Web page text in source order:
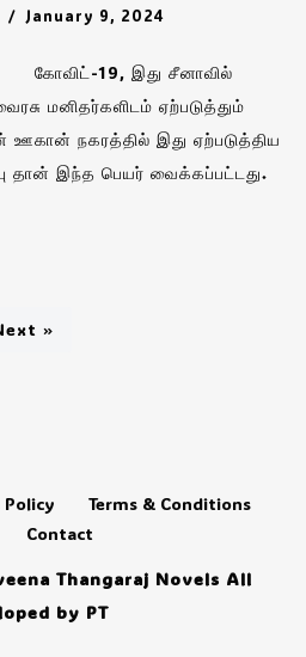
January 9, 2024
19, இது சீனாவில்
மனிதர்களிடம் ஏற்படுத்தும்
நகரத்தில் இது ஏற்படுத்திய
தான் இந்த பெயர் வைக்கப்பட்டது.
»
Policy
Terms & Conditions
Contact
Thangaraj Novels All
by PT